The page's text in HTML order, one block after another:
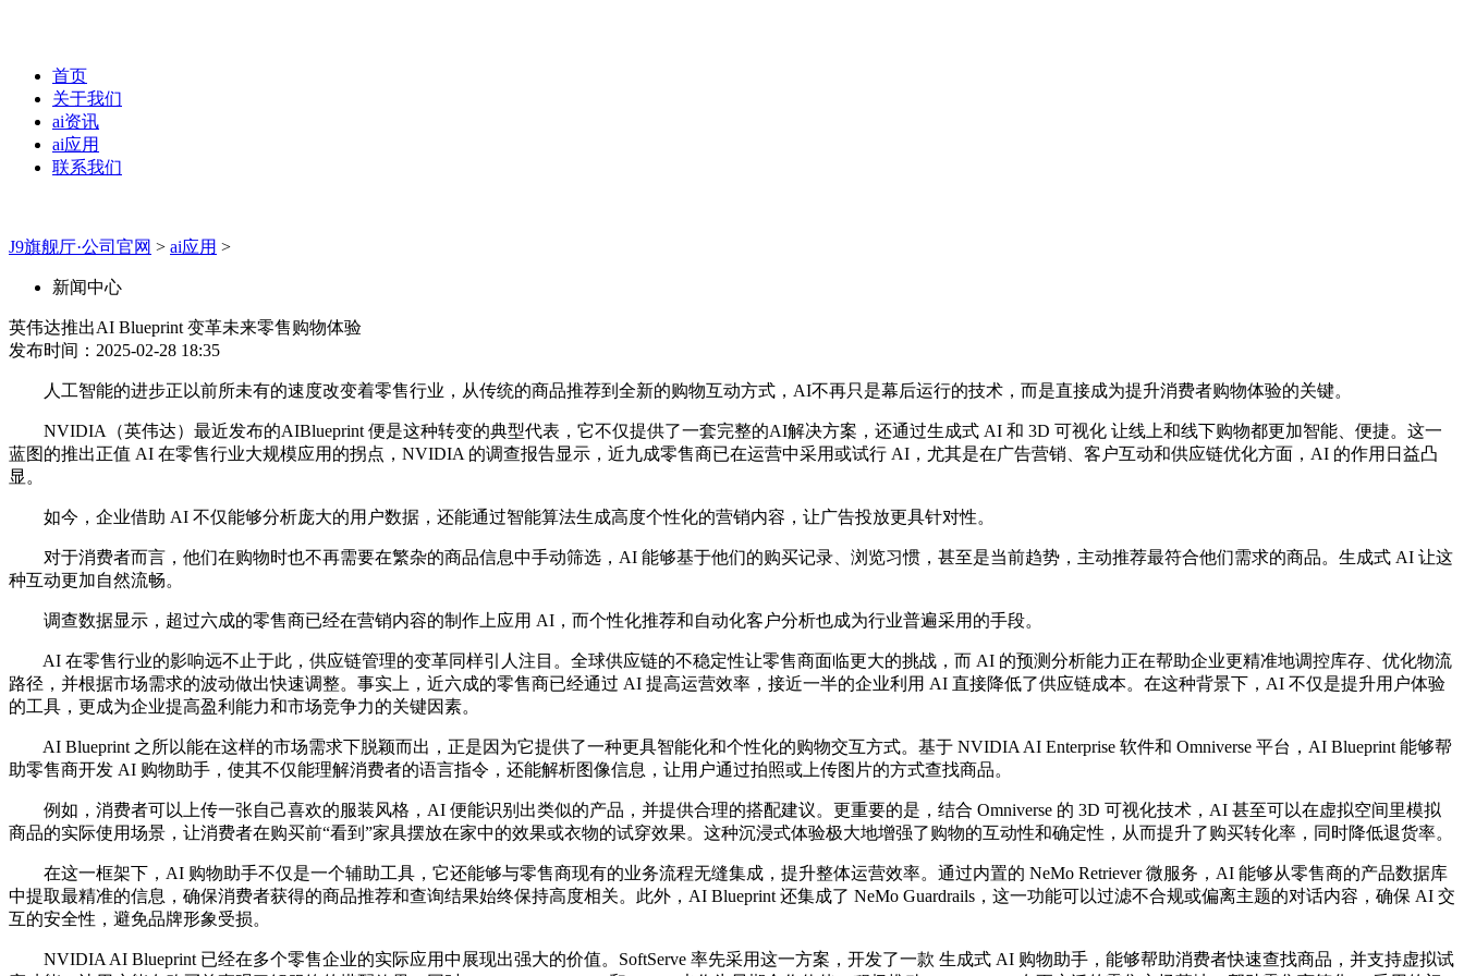
首页
关于我们
ai资讯
ai应用
联系我们
J9旗舰厅·公司官网 > ai应用 >
新闻中心
英伟达推出AI Blueprint 变革未来零售购物体验
发布时间：2025-02-28 18:35
人工智能的进步正以前所未有的速度改变着零售行业，从传统的商品推荐到全新的购物互动方式，AI不再只是幕后运行的技术，而是直接成为提升消费者购物体验的关键。
NVIDIA（英伟达）最近发布的AIBlueprint 便是这种转变的典型代表，它不仅提供了一套完整的AI解决方案，还通过生成式 AI 和 3D 可视化 让线上和线下购物都更加智能、便捷。这一
蓝图的推出正值 AI 在零售行业大规模应用的拐点，NVIDIA 的调查报告显示，近九成零售商已在运营中采用或试行 AI，尤其是在广告营销、客户互动和供应链优化方面，AI 的作用日益凸
显。
如今，企业借助 AI 不仅能够分析庞大的用户数据，还能通过智能算法生成高度个性化的营销内容，让广告投放更具针对性。
对于消费者而言，他们在购物时也不再需要在繁杂的商品信息中手动筛选，AI 能够基于他们的购买记录、浏览习惯，甚至是当前趋势，主动推荐最符合他们需求的商品。生成式 AI 让这
种互动更加自然流畅。
调查数据显示，超过六成的零售商已经在营销内容的制作上应用 AI，而个性化推荐和自动化客户分析也成为行业普遍采用的手段。
AI 在零售行业的影响远不止于此，供应链管理的变革同样引人注目。全球供应链的不稳定性让零售商面临更大的挑战，而 AI 的预测分析能力正在帮助企业更精准地调控库存、优化物流
路径，并根据市场需求的波动做出快速调整。事实上，近六成的零售商已经通过 AI 提高运营效率，接近一半的企业利用 AI 直接降低了供应链成本。在这种背景下，AI 不仅是提升用户体验
的工具，更成为企业提高盈利能力和市场竞争力的关键因素。
AI Blueprint 之所以能在这样的市场需求下脱颖而出，正是因为它提供了一种更具智能化和个性化的购物交互方式。基于 NVIDIA AI Enterprise 软件和 Omniverse 平台，AI Blueprint 能够帮
助零售商开发 AI 购物助手，使其不仅能理解消费者的语言指令，还能解析图像信息，让用户通过拍照或上传图片的方式查找商品。
例如，消费者可以上传一张自己喜欢的服装风格，AI 便能识别出类似的产品，并提供合理的搭配建议。更重要的是，结合 Omniverse 的 3D 可视化技术，AI 甚至可以在虚拟空间里模拟
商品的实际使用场景，让消费者在购买前“看到”家具摆放在家中的效果或衣物的试穿效果。这种沉浸式体验极大地增强了购物的互动性和确定性，从而提升了购买转化率，同时降低退货率。
在这一框架下，AI 购物助手不仅是一个辅助工具，它还能够与零售商现有的业务流程无缝集成，提升整体运营效率。通过内置的 NeMo Retriever 微服务，AI 能够从零售商的产品数据库
中提取最精准的信息，确保消费者获得的商品推荐和查询结果始终保持高度相关。此外，AI Blueprint 还集成了 NeMo Guardrails，这一功能可以过滤不合规或偏离主题的对话内容，确保 AI 交
互的安全性，避免品牌形象受损。
NVIDIA AI Blueprint 已经在多个零售企业的实际应用中展现出强大的价值。SoftServe 率先采用这一方案，开发了一款 生成式 AI 购物助手，能够帮助消费者快速查找商品，并支持虚拟试